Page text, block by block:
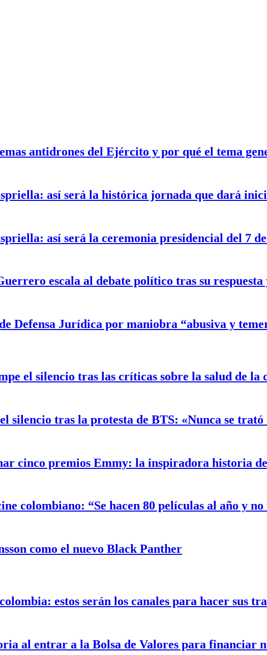
antidrones del Ejército y por qué el tema
así será la histórica jornada que dará
así será la ceremonia presidencial del 7
escala al debate político tras su
Defensa Jurídica por maniobra “abusiva y
el silencio tras las críticas sobre la salud de la
silencio tras la protesta de BTS: «Nunca se
cinco premios Emmy: la inspiradora historia
colombiano: “Se hacen 80 películas al año y
como el nuevo Black Panther
estos serán los canales para hacer sus
al entrar a la Bolsa de Valores para financiar